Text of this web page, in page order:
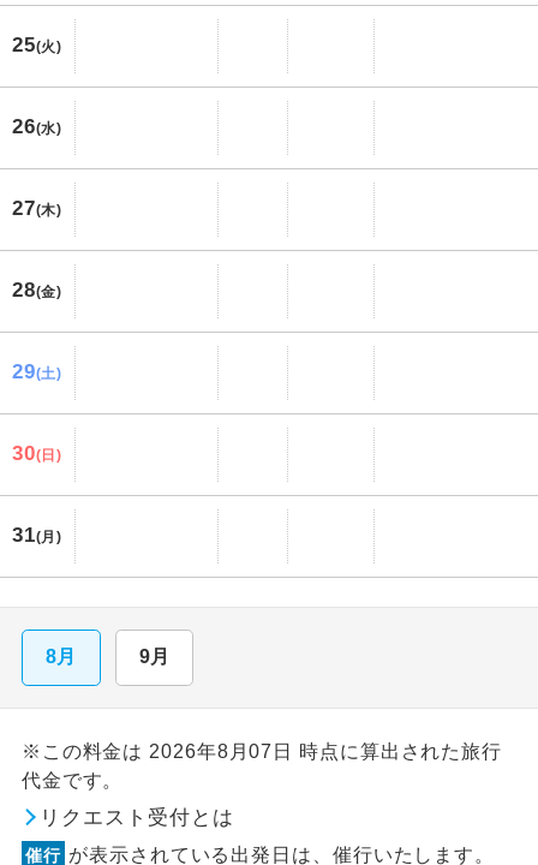
25(火)
26(水)
27(木)
28(金)
29(土)
30(日)
31(月)
8月 9月
※この料金は 2026年8月07日 時点に算出された旅行
代金です。
リクエスト受付とは
催行 が表示されている出発日は、催行いたします。